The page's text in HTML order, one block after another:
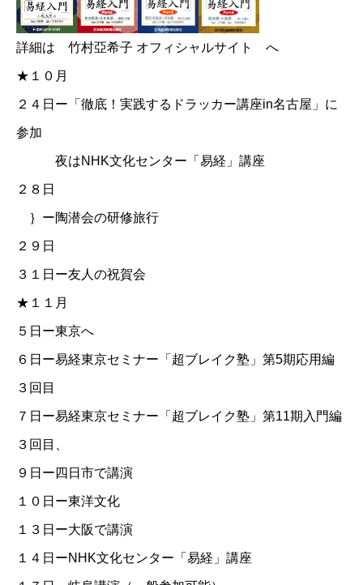
詳細は 竹村亞希子 オフィシャルサイト へ
★１０月
２４日ー「徹底！実践するドラッカー講座in名古屋」に
参加
夜はNHK文化センター「易経」講座
２８日
｝ー陶潜会の研修旅行
２９日
３１日ー友人の祝賀会
★１１月
５日ー東京へ
６日ー易経東京セミナー「超ブレイク塾」第5期応用編
３回目
７日ー易経東京セミナー「超ブレイク塾」第11期入門編
３回目、
９日ー四日市で講演
１０日ー東洋文化
１３日ー大阪で講演
１４日ーNHK文化センター「易経」講座